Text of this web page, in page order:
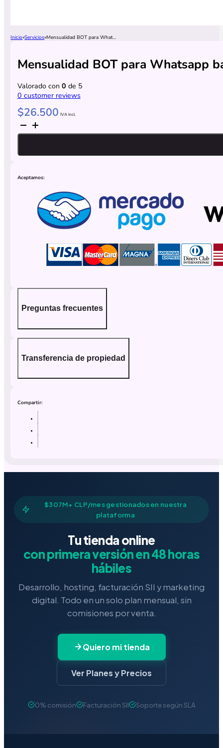
Inicio Servicios Mensualidad BOT para What...
Mensualidad BOT para Whatsapp
Valorado con 0 de 5
0 customer reviews
$26.500 IVA Incl.
Mensualidad
para
+
servidor
Aceptamos:
Preguntas frecuentes
Transferencia de propiedad
Compartir:
$307M+ CLP/mes gestionados en nuestra
plataforma
Tu tienda online
con primera versión en 48 horas
hábiles
Desarrollo, hosting, facturación SII y marketing
digital. Todo en un solo plan mensual, sin
comisiones por venta.
Quiero mi tienda
Ver Planes y Precios
0% comisión Facturación SII Soporte según SLA